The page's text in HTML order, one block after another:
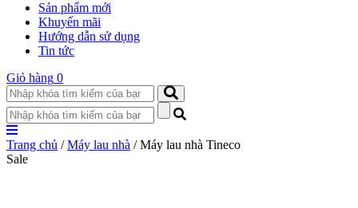
Sản phẩm mới
Khuyến mãi
Hướng dẫn sử dụng
Tin tức
Giỏ hàng 0
Trang chủ /Máy lau nhà / Máy lau nhà Tineco
Sale